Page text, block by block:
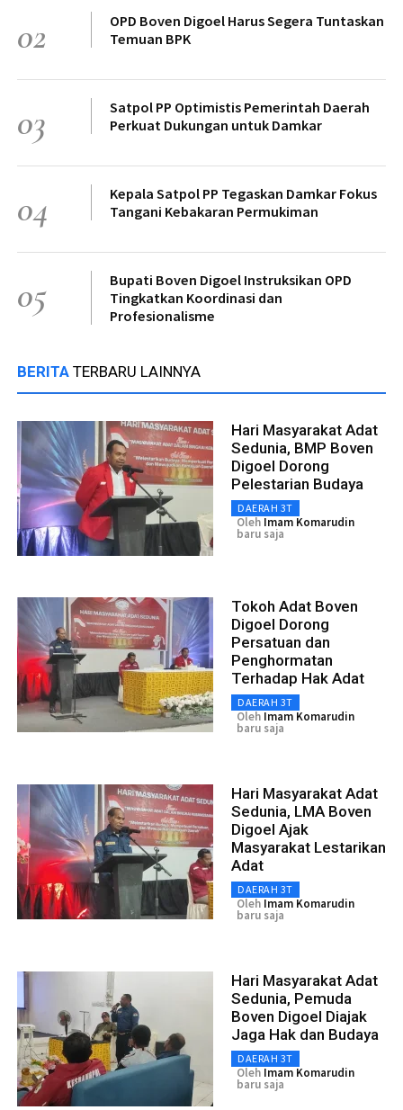
02
OPD Boven Digoel Harus Segera Tuntaskan
Temuan BPK
03
Satpol PP Optimistis Pemerintah Daerah
Perkuat Dukungan untuk Damkar
04
Kepala Satpol PP Tegaskan Damkar Fokus
Tangani Kebakaran Permukiman
05
Bupati Boven Digoel Instruksikan OPD
Tingkatkan Koordinasi dan
Profesionalisme
BERITA TERBARU LAINNYA
Hari Masyarakat Adat
Sedunia, BMP Boven
Digoel Dorong
Pelestarian Budaya
DAERAH 3T
Oleh Imam Komarudin
baru saja
Tokoh Adat Boven
Digoel Dorong
Persatuan dan
Penghormatan
Terhadap Hak Adat
DAERAH 3T
Oleh Imam Komarudin
baru saja
Hari Masyarakat Adat
Sedunia, LMA Boven
Digoel Ajak
Masyarakat Lestarikan
Adat
DAERAH 3T
Oleh Imam Komarudin
baru saja
Hari Masyarakat Adat
Sedunia, Pemuda
Boven Digoel Diajak
Jaga Hak dan Budaya
DAERAH 3T
Oleh Imam Komarudin
baru saja